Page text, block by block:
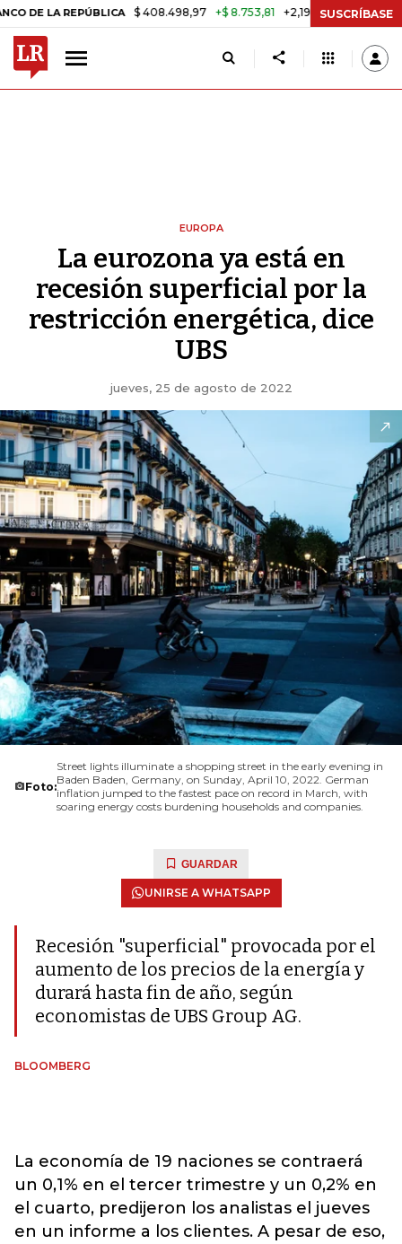
REPÚBLICA $ 408.498,97 +$ 8.753,81 +2,19% TASA DE USURA
SUSCRÍBASE
EUROPA
La eurozona ya está en
recesión superficial por la
restricción energética, dice
UBS
jueves, 25 de agosto de 2022
Foto:
Street lights illuminate a shopping street in the early evening in
Baden Baden, Germany, on Sunday, April 10, 2022. German
inflation jumped to the fastest pace on record in March, with
soaring energy costs burdening households and companies.
GUARDAR
UNIRSE A WHATSAPP
Recesión "superficial" provocada por el
aumento de los precios de la energía y
durará hasta fin de año, según
economistas de UBS Group AG.
BLOOMBERG
La economía de 19 naciones se contraerá
un 0,1% en el tercer trimestre y un 0,2% en
el cuarto, predijeron los analistas el jueves
en un informe a los clientes. A pesar de eso,